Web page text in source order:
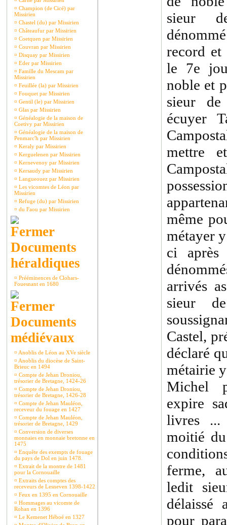
¤ Champion (de Cicé) par
Missirien
¤ Chastel (du) par Missirien
¤ Châteaufur par Missirien
¤ Coetquen par Missirien
¤ Couvran par Missirien
¤ Disquay par Missirien
¤ Eder par Missirien
¤ Famille du Mescam par
Missirien
¤ Feuillée (la) par Missirien
¤ Fouquet par Missirien
¤ Gentil (le) par Missirien
¤ Glas par Missirien
¤ Généalogie de la maison de
Coetivy par Missirien
¤ Généalogie de la maison de
Penmarc'h par Missirien
¤ Keraly par Missirien
¤ Kerguelenen par Missirien
¤ Kernevenoy par Missirien
¤ Kersaudy par Missirien
¤ Langueouez par Missirien
¤ Les vicomtes de Léon par
Missirien
¤ Refuge (du) par Missirien
¤ du Faou par Missirien
Documents
héraldiques
¤ Prééminences de Clohars-
Fouesnant en 1680
Documents
médiévaux
¤ Anoblis de Léon au XVe siècle
¤ Anoblis du diocèse de Saint-
Brieuc en 1494
¤ Compte de Jehan Droniou,
trésorier de Bretagne, 1424-26
¤ Compte de Jehan Droniou,
trésorier de Bretagne, 1426-28
¤ Compte de Jehan Mauléon,
receveur du fouage en 1427
¤ Compte de Jehan Mauléon,
trésorier de Bretagne, 1429
¤ Conversion de diverses
monnaies en monnaie bretonne en
1475
¤ Enquête des exempts de fouage
du pays de Dol en juin 1478.
¤ Extrait de la montre de 1481
pour la Cornouaille
¤ Extraits des comptes des
receveurs de Lesneven 1398-1422
¤ Feux en 1395 en Cornouaille
¤ Hommages au vicomte de
Rohan en 1396
¤ Le Kemenet Héboé en 1327
sieur
record
le 7e
noble et
sieur
écuyer
mettre
même
métayer
ci après
arrivés
sieur
Castel,
déclaré
métairie
Michel
expire
livres
moitié
ferme,
ledit
délaissé
pour